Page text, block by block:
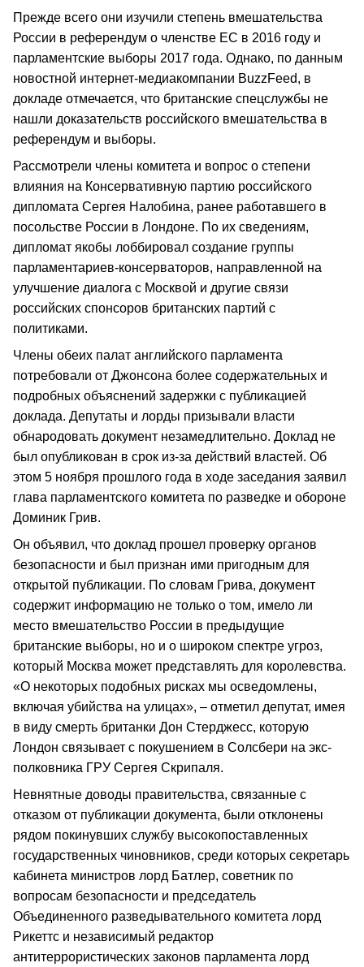
Прежде всего они изучили степень вмешательства
России в референдум о членстве ЕС в 2016 году и
парламентские выборы 2017 года. Однако, по данным
новостной интернет-медиакомпании BuzzFeed, в
докладе отмечается, что британские спецслужбы не
нашли доказательств российского вмешательства в
референдум и выборы.
Рассмотрели члены комитета и вопрос о степени
влияния на Консервативную партию российского
дипломата Сергея Налобина, ранее работавшего в
посольстве России в Лондоне. По их сведениям,
дипломат якобы лоббировал создание группы
парламентариев-консерваторов, направленной на
улучшение диалога с Москвой и другие связи
российских спонсоров британских партий с
политиками.
Члены обеих палат английского парламента
потребовали от Джонсона более содержательных и
подробных объяснений задержки с публикацией
доклада. Депутаты и лорды призывали власти
обнародовать документ незамедлительно. Доклад не
был опубликован в срок из-за действий властей. Об
этом 5 ноября прошлого года в ходе заседания заявил
глава парламентского комитета по разведке и обороне
Доминик Грив.
Он объявил, что доклад прошел проверку органов
безопасности и был признан ими пригодным для
открытой публикации. По словам Грива, документ
содержит информацию не только о том, имело ли
место вмешательство России в предыдущие
британские выборы, но и о широком спектре угроз,
который Москва может представлять для королевства.
«О некоторых подобных рисках мы осведомлены,
включая убийства на улицах», – отметил депутат, имея
в виду смерть британки Дон Стерджесс, которую
Лондон связывает с покушением в Солсбери на экс-
полковника ГРУ Сергея Скрипаля.
Невнятные доводы правительства, связанные с
отказом от публикации документа, были отклонены
рядом покинувших службу высокопоставленных
государственных чиновников, среди которых секретарь
кабинета министров лорд Батлер, советник по
вопросам безопасности и председатель
Объединенного разведывательного комитета лорд
Рикеттс и независимый редактор
антитеррористических законов парламента лорд